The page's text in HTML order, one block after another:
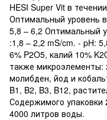
HESI Super Vit в
Оптимальный уровень
5,8 – 6,2 Оптимальный
:1,8 – 2,2 mS/cm. - pH:
6% P2O5, калий 10%
также микроэлементы:
молибден, йод и
B1, B2, B3, B12,
Содержимого упаковки
4000 литров воды.